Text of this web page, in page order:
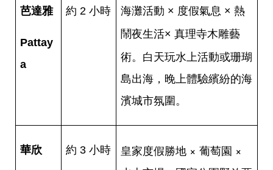
芭達雅
Pattay
a
約 2 小時
海灘活動 × 度假氣息 × 熱
鬧夜生活× 真理寺木雕藝
術。白天玩水上活動或珊瑚
島出海，晚上體驗繽紛的海
濱城市氛圍。
華欣 約 3 小時
皇家度假勝地 × 葡萄園 ×